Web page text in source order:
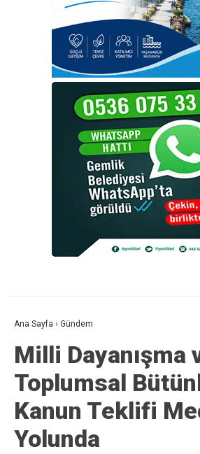
Ana Sayfa › Gündem
Milli Dayanışma
Toplumsal
Kanun Teklifi
Yolunda